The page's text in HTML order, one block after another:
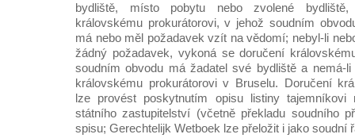
bydliště, místo pobytu nebo zvolené
královskému prokurátorovi, v jehož soudním
má nebo měl požadavek vzít na vědomí; nebyl-li
žádný požadavek, vykoná se doručení
soudním obvodu má žadatel své bydliště a nemá-
královskému prokurátorovi v Bruselu. Doručení
lze provést poskytnutím opisu listiny tajemníkovi
státního zastupitelství (včetně překladu soudního
spisu; Gerechtelijk Wetboek lze přeložit i jako soudní